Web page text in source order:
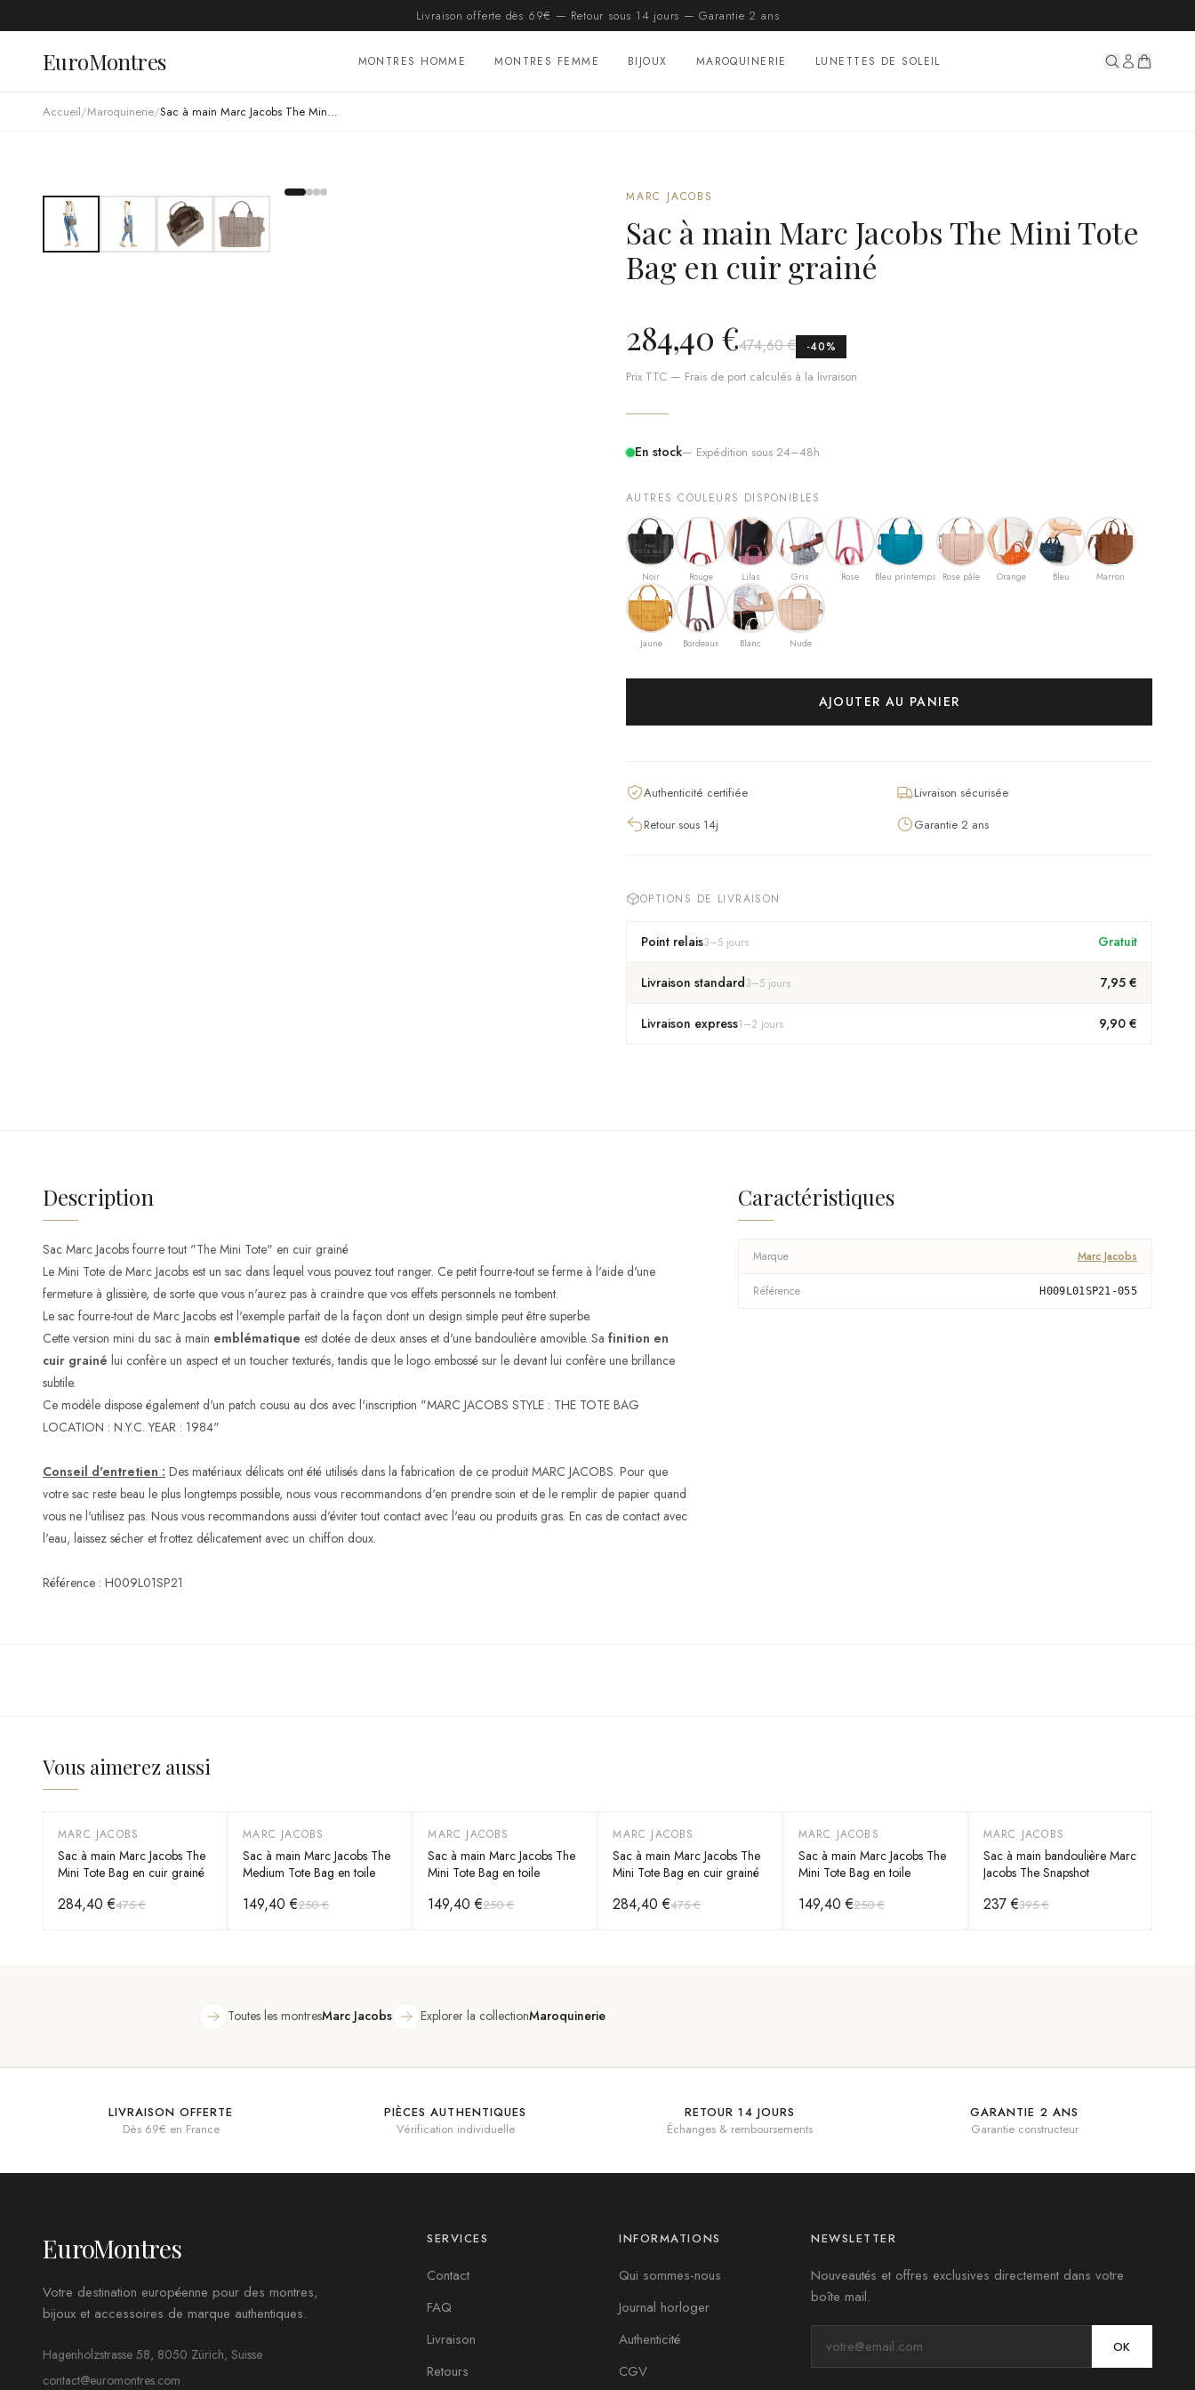
Livraison offerte dès 69€ — Retour sous 14 jours — Garantie 2 ans
EuroMontres MONTRES HOMME MONTRES FEMME BIJOUX MAROQUINERIE LUNETTES DE SOLEIL
Accueil/Maroquinerie/ Sac à main Marc Jacobs The Mini Tote Bag en cuir grainé
MARC JACOBS
Sac à main Marc Jacobs The Mini Tote
Bag en cuir grainé
284,40 €474,60 € -40%
Prix TTC — Frais de port calculés à la livraison
En stock— Expédition sous 24–48h
AUTRES COULEURS DISPONIBLES
Noir Rouge Lilas Gris Rose Bleu printemps Rose pâle Orange Bleu Marron
Jaune Bordeaux Blanc Nude
AJOUTER AU PANIER
Authenticité certifiée
Livraison sécurisée
Retour sous 14j
Garantie 2 ans
OPTIONS DE LIVRAISON
Point relais3–5 jours Gratuit
Livraison standard3–5 jours 7,95 €
Livraison express1–2 jours 9,90 €
Description
Sac Marc Jacobs fourre tout "The Mini Tote" en cuir grainé
Le Mini Tote de Marc Jacobs est un sac dans lequel vous pouvez tout ranger. Ce petit fourre-tout se ferme à l'aide d'une
fermeture à glissière, de sorte que vous n'aurez pas à craindre que vos effets personnels ne tombent.
Le sac fourre-tout de Marc Jacobs est l'exemple parfait de la façon dont un design simple peut être superbe.
Cette version mini du sac à main emblématique est dotée de deux anses et d'une bandoulière amovible. Sa finition en
cuir grainé lui confère un aspect et un toucher texturés, tandis que le logo embossé sur le devant lui confère une brillance
subtile.
Ce modèle dispose également d'un patch cousu au dos avec l'inscription "MARC JACOBS STYLE : THE TOTE BAG
LOCATION : N.Y.C. YEAR : 1984"
Conseil d'entretien : Des matériaux délicats ont été utilisés dans la fabrication de ce produit MARC JACOBS. Pour que
votre sac reste beau le plus longtemps possible, nous vous recommandons d'en prendre soin et de le remplir de papier quand
vous ne l'utilisez pas. Nous vous recommandons aussi d'éviter tout contact avec l'eau ou produits gras. En cas de contact avec
l'eau, laissez sécher et frottez délicatement avec un chiffon doux.
Référence : H009L01SP21
Caractéristiques
Marque Marc Jacobs
Référence H009L01SP21-055
Vous aimerez aussi
-40%
MARC JACOBS
Sac à main Marc Jacobs The
Mini Tote Bag en cuir grainé
284,40 €475 €
-40%
MARC JACOBS
Sac à main Marc Jacobs The
Medium Tote Bag en toile
149,40 €250 €
-40%
MARC JACOBS
Sac à main Marc Jacobs The
Mini Tote Bag en toile
149,40 €250 €
-40%
MARC JACOBS
Sac à main Marc Jacobs The
Mini Tote Bag en cuir grainé
284,40 €475 €
-40%
MARC JACOBS
Sac à main Marc Jacobs The
Mini Tote Bag en toile
149,40 €250 €
-40%
MARC JACOBS
Sac à main bandoulière Marc
Jacobs The Snapshot
237 €395 €
Toutes les montresMarc Jacobs Explorer la collectionMaroquinerie
LIVRAISON OFFERTE
Dès 69€ en France
PIÈCES AUTHENTIQUES
Vérification individuelle
RETOUR 14 JOURS
Échanges & remboursements
GARANTIE 2 ANS
Garantie constructeur
EuroMontres
Votre destination européenne pour des montres,
bijoux et accessoires de marque authentiques.
Hagenholzstrasse 58, 8050 Zürich, Suisse
contact@euromontres.com
SERVICES
Contact
FAQ
Livraison
Retours
INFORMATIONS
Qui sommes-nous
Journal horloger
Authenticité
CGV
NEWSLETTER
Nouveautés et offres exclusives directement dans votre
boîte mail.
OK